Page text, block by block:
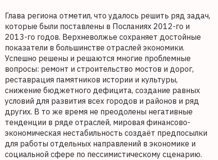
Глава региона отметил, что удалось решить ряд задач,
которые были поставлены в Посланиях 2012-го и
2013-го годов. Верхневолжье сохраняет достойные
показатели в большинстве отраслей экономики.
Успешно решены и решаются многие проблемные
вопросы: ремонт и строительство мостов и дорог,
реставрация памятников истории и культуры,
снижение бюджетного дефицита, создание равных
условий для развития всех городов и районов и ряд
других. В то же время не преодолены негативные
тенденции в ряде отраслей, мировая финансово-
экономическая нестабильность создаёт предпосылки
для работы отдельных направлений в экономике и
социальной сфере по пессимистическому сценарию.